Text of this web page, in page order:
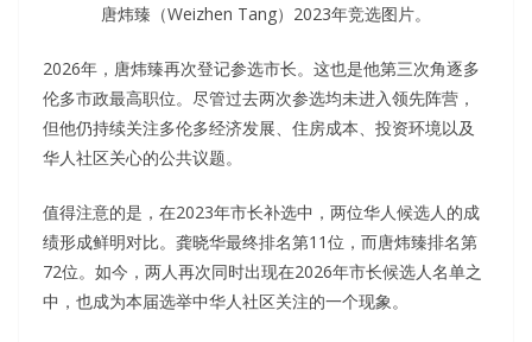
唐炜臻（Weizhen Tang）2023年竞选图片。
2026年，唐炜臻再次登记参选市长。这也是他第三次角逐多
伦多市政最高职位。尽管过去两次参选均未进入领先阵营，
但他仍持续关注多伦多经济发展、住房成本、投资环境以及
华人社区关心的公共议题。
值得注意的是，在2023年市长补选中，两位华人候选人的成
绩形成鲜明对比。龚晓华最终排名第11位，而唐炜臻排名第
72位。如今，两人再次同时出现在2026年市长候选人名单之
中，也成为本届选举中华人社区关注的一个现象。